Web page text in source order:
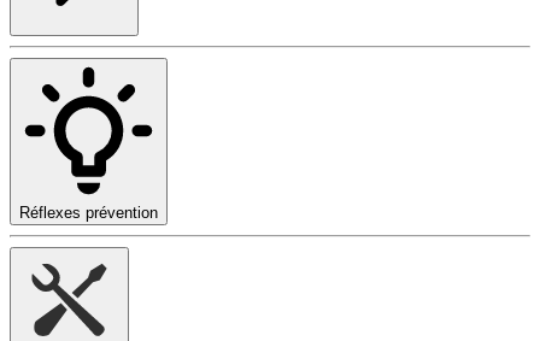
Réflexes prévention